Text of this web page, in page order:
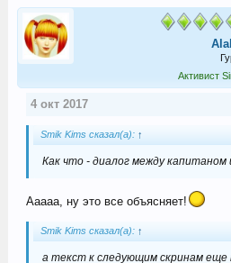
Активист
4 окт 2017
Smik Kims сказал(а): ↑
Как что - диалог между капитаном
Ааааа, ну это все объясняет!
Smik Kims сказал(а): ↑
а текст к следующим скринам еще